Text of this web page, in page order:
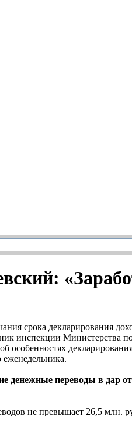
срока декларирования
инспекции Министерства
особенностях
еженедельника.
денежные переводы в дар
не превышает 26,5 млн.